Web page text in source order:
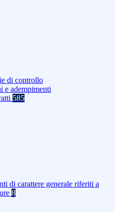
di controllo
e adempimenti
585
di carattere generale riferiti a
8